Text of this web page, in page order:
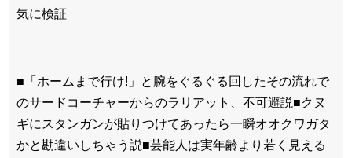
気に検証
■「ホームまで行け!」と腕をぐるぐる回したその流れで
のサードコーチャーからのラリアット、不可避説■クヌ
ギにスタンガンが貼りつけてあったら一瞬オオクワガタ
かと勘違いしちゃう説■芸能人は実年齢より若く見える